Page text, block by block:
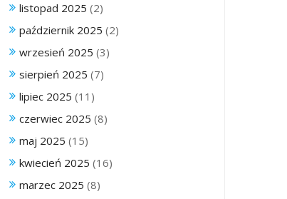
listopad 2025 (2)
październik 2025 (2)
wrzesień 2025 (3)
sierpień 2025 (7)
lipiec 2025 (11)
czerwiec 2025 (8)
maj 2025 (15)
kwiecień 2025 (16)
marzec 2025 (8)